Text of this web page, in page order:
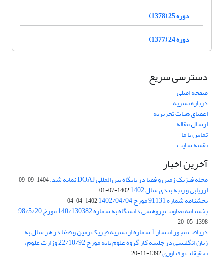
دوره 25 (1378)
دوره 24 (1377)
دسترسی سریع
صفحه اصلی
درباره نشریه
اعضای هیات تحریریه
ارسال مقاله
تماس با ما
نقشه سایت
آخرین اخبار
مجله فیزیک زمین و فضا در پایگاه بین المللی DOAJ نمایه شد. 1404-09-09
ارزیابی و رتبه بندی سال 1402 1402-07-01
بخشنامه شماره 91131 مورخ 1402/04/04 1402-04-04
بخشنامه معاونت پژوهشی دانشگاه به شماره 140/130382 مورخ 98/5/20
1398-05-20
دریافت مجوز انتشار 1 شماره از نشریه فیزیک زمین و فضا در هر سال به
زبان انگلیسی در جلسه کار گروه علوم پایه مورخ 22/10/92 وزارت علوم،
تحقیقات و فناوری1392-11-20